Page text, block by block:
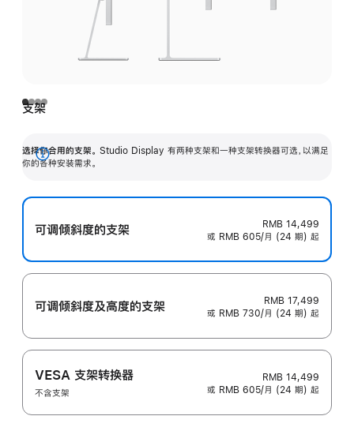
支架
选择你合用的支架。 Studio Display 有两种支架和一种支架转换器可选，以满足
你的各种安装需求。
展
可调倾斜度的支架
RMB 14,499
或 RMB 605/月 (24 期) 起
可调倾斜度及高‍度的支‍架
RMB 17,499
或 RMB 730/月 (24 期) 起
VESA 支架转换器
不含支架
RMB 14,499
或 RMB 605/月 (24 期) 起